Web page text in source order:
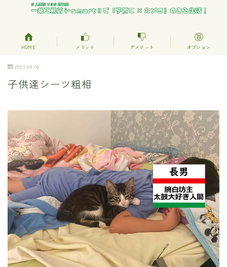
HOME メリット デメリット オプション
2023.04.08
子供達シーツ粗相